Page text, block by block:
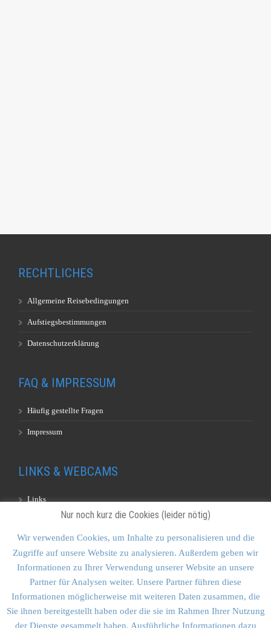
RECHTLICHES
Allgemeine Reisebedingungen
Aufstiegsbestimmungen
Datenschutzerklärung
FAQ & IMPRESSUM
Häufig gestellte Fragen
Impressum
LINKS & WEBCAMS
Links
KONTAKT & SITEMAP
Kontakt
Sitemap
Nur noch kurz die Cookies (leider nötig)
Wir verwenden Cookies, um Inhalte zu personalisieren und die
Zugriffe auf unsere Website zu analysieren. Außerdem geben wir
Informationen zu Ihrer Verwendung unserer Website an unsere
Partner für Analysen weiter. Unsere Partner führen diese
Informationen möglicherweise mit weiteren Daten zusammen, die
Sie ihnen bereitgestellt haben oder die sie im Rahmen Ihrer Nutzung
der Dienste gesammelt haben. Ausführliche Informationen dazu